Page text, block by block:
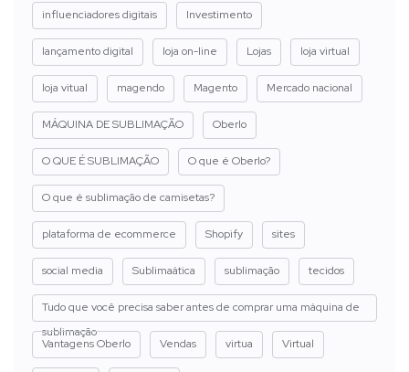
influenciadores digitais Investimento
lançamento digital loja on-line Lojas loja virtual
loja vitual magendo Magento Mercado nacional
MÁQUINA DE SUBLIMAÇÃO Oberlo
O QUE É SUBLIMAÇÃO O que é Oberlo?
O que é sublimação de camisetas?
plataforma de ecommerce Shopify sites
social media Sublimaática sublimação tecidos
Tudo que você precisa saber antes de comprar uma máquina de
sublimação
Vantagens Oberlo
Vendas virtua Virtual